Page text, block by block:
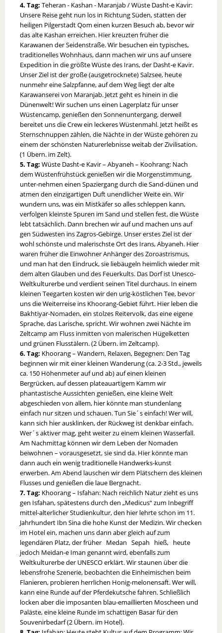
4. Tag: Teheran - Kashan - Maranjab / Wüste Dasht-e Kavir:
Unsere Reise geht nun los in Richtung Süden, statten der
heiligen Pilgerstadt Qom einen kurzen Besuch ab, bevor wir
das alte Kashan erreichen. Hier kreuzten früher die
Karawanen der Seidenstraße. Wir besuchen ein typisches,
traditionelles Wohnhaus, dann machen wir uns auf unsere
Expedition in die größte Wüste des Irans, der Dasht-e Kavir.
Unser Ziel ist der große (ausgetrocknete) Salzsee, heute
nunmehr eine Salzpfanne, auf dem Weg liegt der alte
Karawanserei von Maranjab. Jetzt geht es hinein in die
Dünenwelt! Wir suchen uns einen Lagerplatz für unser
Wüstencamp, genießen den Sonnenuntergang, derweil
bereitet uns die Crew ein leckeres Wüstenmahl. Jetzt heißt es
Sternschnuppen zählen, die Nächte in der Wüste gehören zu
einem der schönsten Naturerlebnisse weitab der Zivilisation.
(1 Übern. im Zelt).
5. Tag: Wüste Dasht-e Kavir – Abyaneh – Koohrang: Nach
dem Wüstenfrühstück genießen wir die Morgenstimmung,
unter-nehmen einen Spaziergang durch die Sand-dünen und
atmen den einzigartigen Duft unendlicher Weite ein. Wir
wundern uns, was ein Mistkäfer so alles schleppen kann,
verfolgen kleinste Spuren im Sand und stellen fest, die Wüste
lebt tatsächlich. Dann brechen wir auf und machen uns auf
gen Südwesten ins Zagros-Gebirge. Unser erstes Ziel ist der
wohl schönste und malerischste Ort des Irans, Abyaneh. Hier
waren früher die Einwohner Anhänger des Zoroastrismus,
und man hat den Eindruck, sie liebäugeln heimlich wieder mit
dem alten Glauben und des Feuerkults. Das Dorf ist Unesco-
Weltkulturerbe und verdient seinen Titel durchaus. In einem
kleinen Teegarten kosten wir den urig-köstlichen Tee, bevor
uns die Weiterreise ins Khoorang-Gebiet führt. Hier leben die
Bakhtiyar-Nomaden, ein stolzes Reitervolk, das eine eigene
Sprache, das Larische, spricht. Wir wohnen zwei Nächte im
Zeltcamp am Fluss inmitten von malerischen Hügelketten
und grünen Flusstälern. (2 Übern. im Zeltcamp).
6. Tag: Khoorang – Wandern, Relaxen, Begegnen: Den Tag
beginnen wir mit einer kleinen Wanderung (ca. 2-3 Std., jeweils
ca. 150 Höhenmeter auf und ab) auf einen kleinen
Bergrücken, auf dessen plateauartigem Kamm wir
phantastische Aussichten genießen, eine kleine Welt
abgeschieden von allem, hier könnte man stundenlang
einfach nur sitzen und schauen. Tun Sie´s einfach! Wer will,
kann sich hier ausklinken, der Rückweg ist denkbar einfach.
Wer´s aktiver mag, geht weiter zu einem kleinen Wasserfall.
Am Nachmittag können wir dem Leben der Nomaden
beiwohnen – vorausgesetzt, sie sind da. Hier könnte man
dann auch ein wenig traditionelle Handwerks-kunst
erwerben. Am Abend lauschen wir dem Plätschern des kleinen
Flusses und genießen die laue Bergnacht.
7. Tag: Khoorang – Isfahan: Nach reichlich Natur zieht es uns
gen Isfahan, spätestens durch den „Medicus“ zum Inbegriff
mittel-alterlicher Studienkultur, den hier lehrte schon im 11.
Jahrhundert Ibn Sina die hohe Kunst der Medizin. Wir checken
im Hotel ein, machen uns dann aber gleich auf zum
legendären Platz, der früher Medan Sepah hieß, heute
jedoch Meidan-e Iman genannt wird, ebenfalls zum
Weltkulturerbe der UNESCO erklärt. Wir staunen über die
lebensfrohe Szenerie, beobachten die Einheimischen beim
Flanieren, probieren herrlichen Honig-melonensaft. Wer will,
kann eine Runde auf der Pferdekutsche fahren. Schließlich
locken aber die imposanten blau-emaillierten Moscheen und
Paläste, eine kleine Runde im schattigen Basar für den
Souvenirbedarf (2 Übern. im Hotel).